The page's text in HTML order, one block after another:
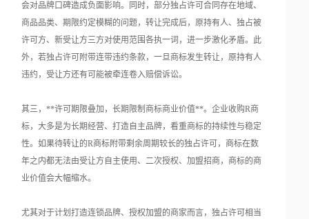
会对品牌口碑造成负面影响。同时，部分独占许可合同存在地域、
商品品类、期限约定模糊的问题，转让完成后，原持有人、独占被
许可方、新受让方三方对使用范围各执一词，进一步激化矛盾。此
外，若独占许可附带连带违约条款，一旦商标发生转让，原持有人
违约，受让方还有可能被牵连卷入赔偿诉讼。
其三，**许可期限叠加，长期限制商标商业价值**。企业收购R商
标，大多是为长期经营、打造自主品牌，看重商标的持续性与稳定
性。如果待转让的R商标附带剩余周期较长的独占许可，商标在数
年之内都无法由受让方自主使用、二次授权、加盟招商，商标的商
业价值会大幅缩水。
尤其对于计划打造连锁品牌、授权加盟的商家而言，独占许可相当